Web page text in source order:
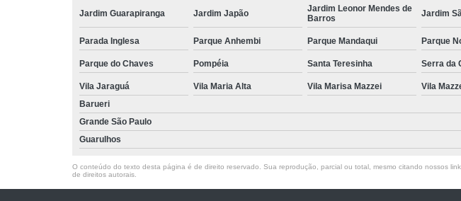
Jardim Guarapiranga Jardim Japão
Jardim Leonor Mendes de
Barros
Jardim
Parada Inglesa Parque Anhembi Parque Mandaqui Parque
Parque do Chaves Pompéia Santa Teresinha Serra da
Vila Jaraguá Vila Maria Alta Vila Marisa Mazzei Vila
Barueri
Grande São Paulo
Guarulhos
O conteúdo do texto desta página é de direito reservado. Sua reprodução, parcial ou total, mesmo citando nossos
de direitos autorais